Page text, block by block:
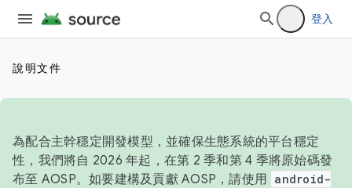
登入
說明文件
為配合主幹穩定開發模型，並確保生態系統的平台穩定
性，我們將自 2026 年起，在第 2 季和第 4 季將原始碼發
布至 AOSP。如要建構及貢獻 AOSP，請使用 android-